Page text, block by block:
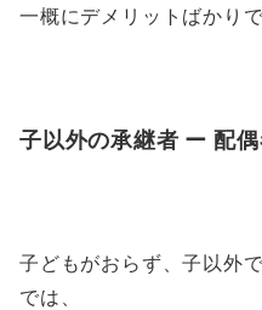
一概にデメリットばかり
子以外の承継者 ー 配
子どもがおらず、子以外
では、